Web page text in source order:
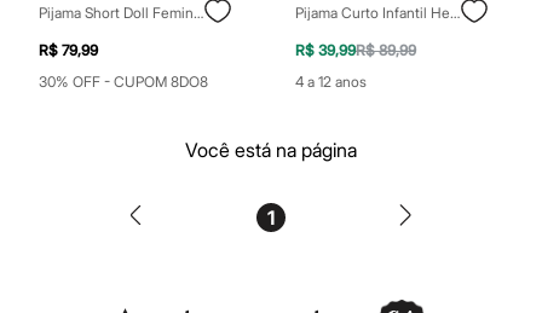
Chinelos
Sandálias
Sapatênis
Sapatos
Pijama Short Doll Feminino Floral Marrom
R$ 79,99
30% OFF - CUPOM 8DO8
Pijama Curto Infantil Hello Kitty E Amigos Colorido
R$ 39,99R$ 89,99
4 a 12 anos
Você está na página
1